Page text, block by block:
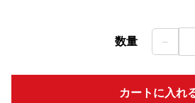
数量 －
カートに入れ